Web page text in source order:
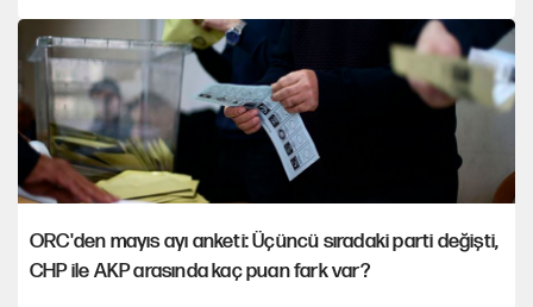
ORC'den mayıs ayı anketi: Üçüncü sıradaki parti değişti,
CHP ile AKP arasında kaç puan fark var?